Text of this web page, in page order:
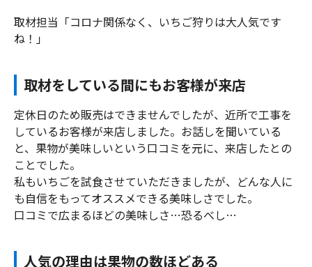
取材担当「コロナ関係なく、いちご狩りは大人気です
ね！」
取材をしている間にもお客様が来店
定休日のため販売はできませんでしたが、近所で工事を
しているお客様が来店しました。お話しを聞いている
と、果物が美味しいという口コミを元に、来店したとの
ことでした。
私もいちごを試食させていただきましたが、どんな人に
も自信をもってオススメできる美味しさでした。
口コミで広まるほどの美味しさ…恐るべし…
人気の理由は果物の数ほどある